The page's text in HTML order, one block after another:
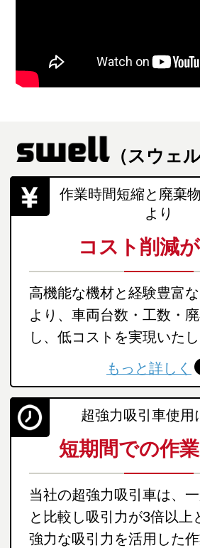
（スウェ
作業時間短縮と廃棄
より
コスト削減
高機能な機材と経験豊富
より、車両台数・工数・
し、低コストを実現いたし
もっと詳しく
超強力吸引車使用
短期間での作
当社の超強力吸引車は、
と比較し吸引力が3倍以上
強力な吸引力を活用した